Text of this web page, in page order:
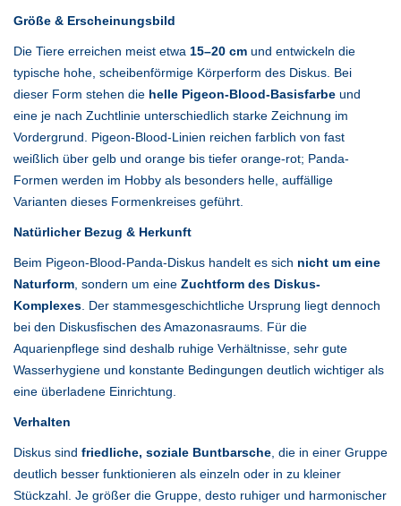
Größe & Erscheinungsbild
Die Tiere erreichen meist etwa 15–20 cm und entwickeln die
typische hohe, scheibenförmige Körperform des Diskus. Bei
dieser Form stehen die helle Pigeon-Blood-Basisfarbe und
eine je nach Zuchtlinie unterschiedlich starke Zeichnung im
Vordergrund. Pigeon-Blood-Linien reichen farblich von fast
weißlich über gelb und orange bis tiefer orange-rot; Panda-
Formen werden im Hobby als besonders helle, auffällige
Varianten dieses Formenkreises geführt.
Natürlicher Bezug & Herkunft
Beim Pigeon-Blood-Panda-Diskus handelt es sich nicht um eine
Naturform, sondern um eine Zuchtform des Diskus-
Komplexes. Der stammesgeschichtliche Ursprung liegt dennoch
bei den Diskusfischen des Amazonasraums. Für die
Aquarienpflege sind deshalb ruhige Verhältnisse, sehr gute
Wasserhygiene und konstante Bedingungen deutlich wichtiger als
eine überladene Einrichtung.
Verhalten
Diskus sind friedliche, soziale Buntbarsche, die in einer Gruppe
deutlich besser funktionieren als einzeln oder in zu kleiner
Stückzahl. Je größer die Gruppe, desto ruhiger und harmonischer